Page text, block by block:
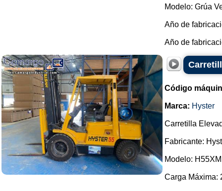
Modelo: Grúa
Año de
Año de
Código
Marca: Hyster
Carretilla
Fabricante:
Modelo:
Carga Máxima: